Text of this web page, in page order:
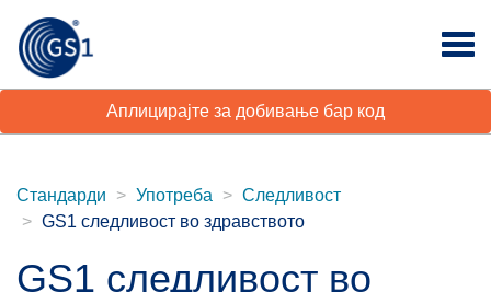
Аплицирајте за добивање бар код
Стандарди Употреба
Следливост
GS1 следливост во здравството
GS1 следливост во